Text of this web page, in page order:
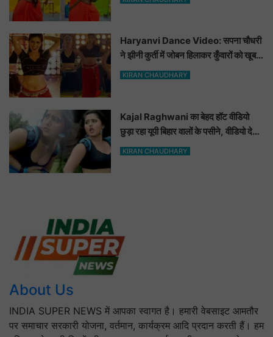
Haryanvi Dance Video: सपना चौधरी
ने झीनी कुर्ती में जोबन हिलाकर कुँवारों को खूब
ललचाया, यूट्यूब पर छाया Hot Dance
KIRAN CHAUDHARY
Kajal Raghwani का बेहद हॉट वीडियो
छुड़ा रहा यूपी बिहार वालों के पसीने, वीडियो देख
आप भी हो जाओगे बेकाबू
KIRAN CHAUDHARY
About Us
INDIA SUPER NEWS में आपका स्वागत है। हमारी वेबसाइट आमतौर
पर समाचार सरकारी योजना, वर्तमान, कार्यक्रम आदि प्रदान करती हैं। हम